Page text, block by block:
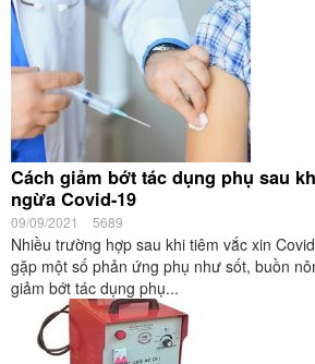
Cách giảm bớt tác dụng phụ sau
ngừa Covid-19
09/09/2021 5689
Nhiều trường hợp sau khi tiêm vắc xin
gặp một số phản ứng phụ như sốt, buồn
giảm bớt tác dụng phụ...